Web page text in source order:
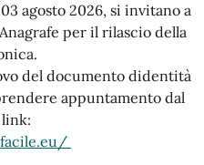
agosto 2026, si invitano a
per il rilascio della
del documento didentità
appuntamento dal